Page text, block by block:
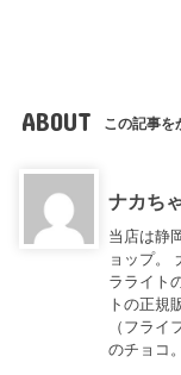
ABOUT この記事を
ナカち
当店は静
ョップ。
ラライト
トの正規
（フラ
のチョコ。